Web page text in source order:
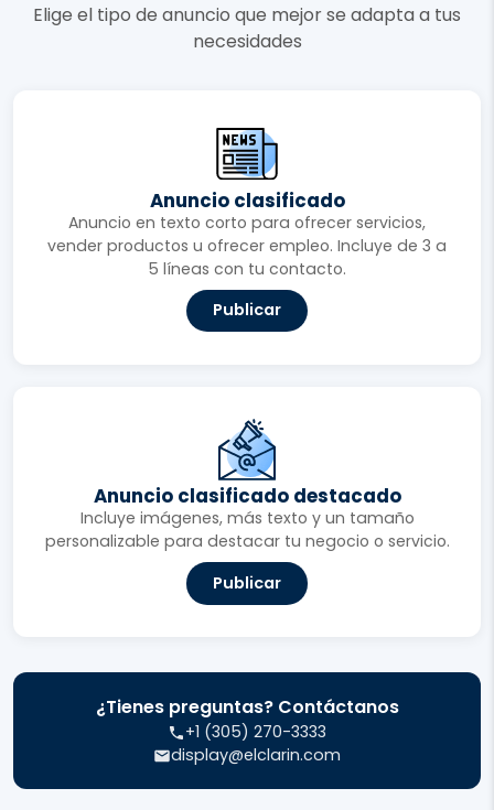
Elige el tipo de anuncio que mejor se adapta a tus
necesidades
Anuncio clasificado
Anuncio en texto corto para ofrecer servicios,
vender productos u ofrecer empleo. Incluye de 3 a
5 líneas con tu contacto.
Publicar
Anuncio clasificado destacado
Incluye imágenes, más texto y un tamaño
personalizable para destacar tu negocio o servicio.
Publicar
¿Tienes preguntas? Contáctanos
+1 (305) 270-3333
display@elclarin.com